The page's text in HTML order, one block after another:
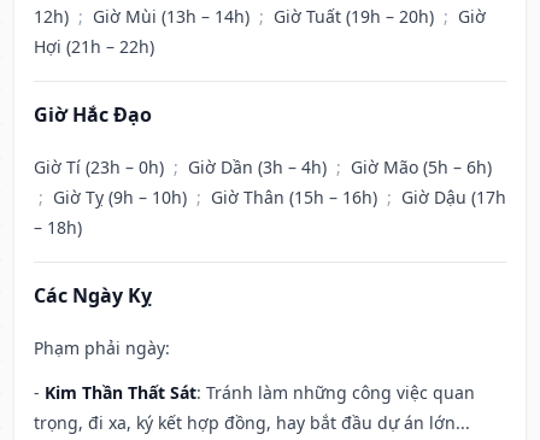
12h) ; Giờ Mùi (13h – 14h) ; Giờ Tuất (19h – 20h) ; Giờ
Hợi (21h – 22h)
Giờ Hắc Đạo
Giờ Tí (23h – 0h) ; Giờ Dần (3h – 4h) ; Giờ Mão (5h – 6h)
; Giờ Tỵ (9h – 10h) ; Giờ Thân (15h – 16h) ; Giờ Dậu (17h
– 18h)
Các Ngày Kỵ
Phạm phải ngày:
- Kim Thần Thất Sát: Tránh làm những công việc quan
trọng, đi xa, ký kết hợp đồng, hay bắt đầu dự án lớn...